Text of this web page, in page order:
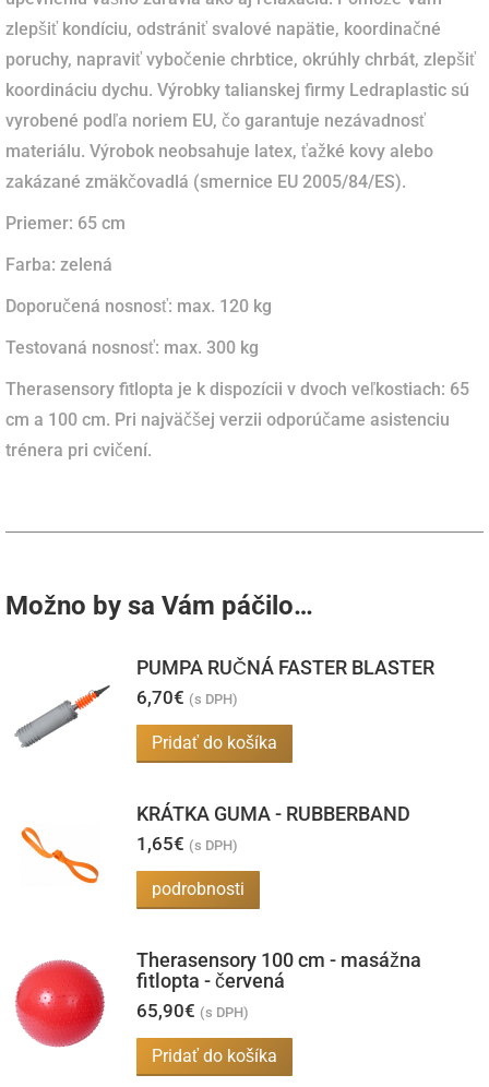
zlepšiť kondíciu, odstrániť svalové napätie, koordinačné
poruchy, napraviť vybočenie chrbtice, okrúhly chrbát, zlepšiť
koordináciu dychu. Výrobky talianskej firmy Ledraplastic sú
vyrobené podľa noriem EU, čo garantuje nezávadnosť
materiálu. Výrobok neobsahuje latex, ťažké kovy alebo
zakázané zmäkčovadlá (smernice EU 2005/84/ES).
Priemer: 65 cm
Farba: zelená
Doporučená nosnosť: max. 120 kg
Testovaná nosnosť: max. 300 kg
Therasensory fitlopta je k dispozícii v dvoch veľkostiach: 65
cm a 100 cm. Pri najväčšej verzii odporúčame asistenciu
trénera pri cvičení.
Možno by sa Vám páčilo…
PUMPA RUČNÁ FASTER BLASTER
6,70€ (s DPH)
Pridať do košíka
KRÁTKA GUMA - RUBBERBAND
1,65€ (s DPH)
podrobnosti
Therasensory 100 cm - masážna
fitlopta - červená
65,90€ (s DPH)
Pridať do košíka